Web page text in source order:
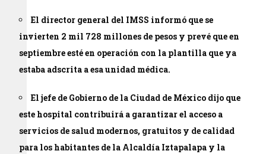
El director general del IMSS informó que se
invierten 2 mil 728 millones de pesos y prevé que en
septiembre esté en operación con la plantilla que ya
estaba adscrita a esa unidad médica.
El jefe de Gobierno de la Ciudad de México dijo que
este hospital contribuirá a garantizar el acceso a
servicios de salud modernos, gratuitos y de calidad
para los habitantes de la Alcaldía Iztapalapa y la